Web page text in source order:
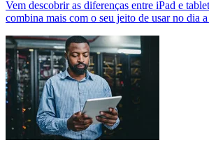
Vem descobrir as diferenças entre iPad e
combina mais com o seu jeito de usar no dia